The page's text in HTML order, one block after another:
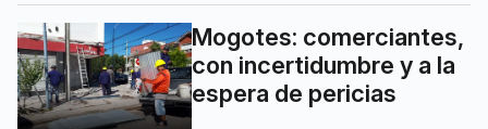
Mogotes: comerciantes,
con incertidumbre y a la
espera de pericias